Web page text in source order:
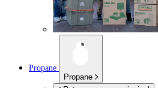
Propane
Propane